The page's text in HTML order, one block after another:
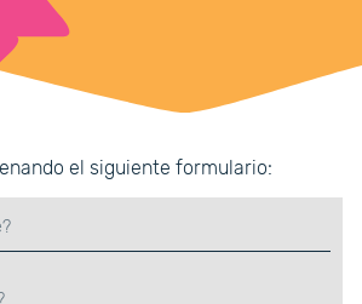
el siguiente formulario: